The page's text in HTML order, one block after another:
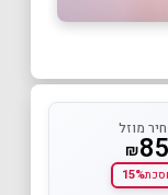
מוזל
₪85
15%